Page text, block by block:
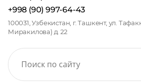
+998 (90) 997-64-43
100031, Узбекистан, г. Ташкент, ул.
Миракилова) д. 22